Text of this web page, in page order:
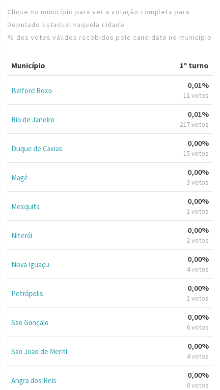
Clique no município para ver a votação completa para
Deputado Estadual naquela cidade
% dos votos válidos recebidos pelo candidato no município
Município 1º turno
Belford Roxo
0,01%
11 votos
Rio de Janeiro
0,01%
217 votos
Duque de Caxias
0,00%
15 votos
Magé
0,00%
3 votos
Mesquita
0,00%
1 votos
Niterói
0,00%
2 votos
Nova Iguaçu
0,00%
4 votos
Petrópolis
0,00%
1 votos
São Gonçalo
0,00%
6 votos
São João de Meriti
0,00%
4 votos
Angra dos Reis
0,00%
0 votos